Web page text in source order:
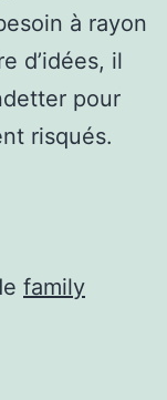
à rayon
d’idées, il
pour
risqués.
family